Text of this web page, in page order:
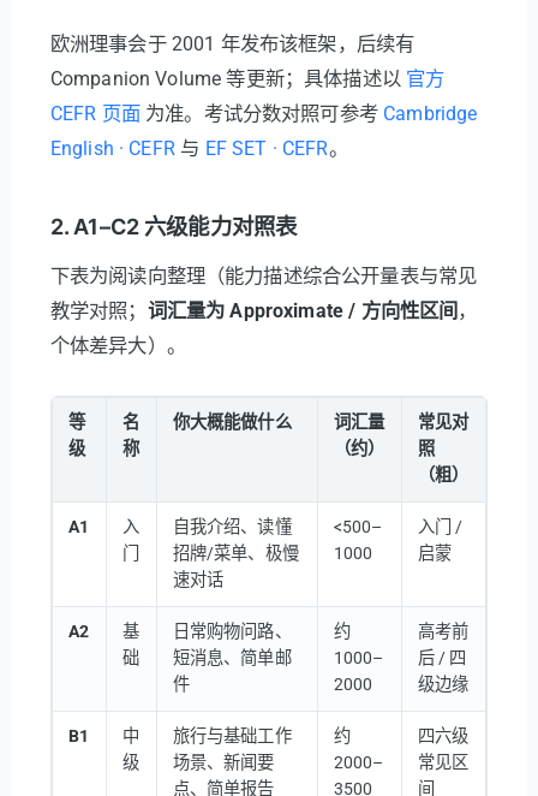
欧洲理事会于 2001 年发布该框架，后续有
Companion Volume 等更新；具体描述以 官方
CEFR 页面 为准。考试分数对照可参考 Cambridge
English · CEFR 与 EF SET · CEFR。
2. A1–C2 六级能力对照表
下表为阅读向整理（能力描述综合公开量表与常见
教学对照； 词汇量为 Approximate / 方向性区间 ，
个体差异大）。
等
级
名
称
你大概能做什么
词汇量
（约）
常见对
照
（粗）
A1
入
门
自我介绍、读懂
招牌/菜单、极慢
速对话
<500–
1000
入门 /
启蒙
A2
基
础
日常购物问路、
短消息、简单邮
件
约
1000–
2000
高考前
后 / 四
级边缘
B1
中
级
旅行与基础工作
场景、新闻要
点、简单报告
约
2000–
3500
四六级
常见区
间